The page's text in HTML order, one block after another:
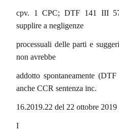
cpv. 1 CPC; DTF 141 III
supplire a negligenze
processuali delle parti e
non avrebbe
addotto spontaneamente
anche CCR sentenza inc.
16.2019.22 del 22 ottobre 2019
I